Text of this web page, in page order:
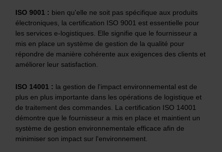
ISO 9001 : bien qu'elle ne soit pas spécifique aux produits
électroniques, la certification ISO 9001 est essentielle pour
les services e-logistiques. Elle signifie que le fournisseur a
mis en place un système de gestion de la qualité pour
répondre de manière cohérente aux exigences des clients et
améliorer leur satisfaction.
ISO 14001 : la gestion de l'impact environnemental est de
plus en plus importante dans les opérations de logistique et
de traitement des commandes. La certification ISO 14001
démontre que le fournisseur a mis en place et maintient un
système de gestion environnementale efficace afin de
minimiser son impact sur l'environnement.